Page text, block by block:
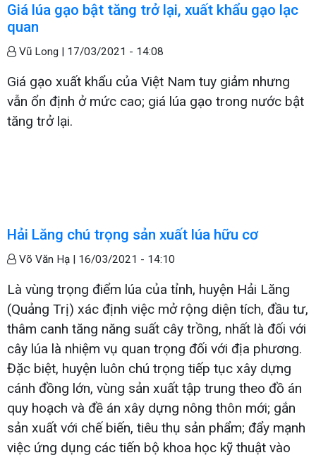
Giá lúa gạo bật tăng trở lại, xuất khẩu gạo lạc
quan
Vũ Long | 17/03/2021 - 14:08
Giá gạo xuất khẩu của Việt Nam tuy giảm nhưng
vẫn ổn định ở mức cao; giá lúa gạo trong nước bật
tăng trở lại.
Hải Lăng chú trọng sản xuất lúa hữu cơ
Võ Văn Hạ | 16/03/2021 - 14:10
Là vùng trọng điểm lúa của tỉnh, huyện Hải Lăng
(Quảng Trị) xác định việc mở rộng diện tích, đầu tư,
thâm canh tăng năng suất cây trồng, nhất là đối với
cây lúa là nhiệm vụ quan trọng đối với địa phương.
Đặc biệt, huyện luôn chú trọng tiếp tục xây dựng
cánh đồng lớn, vùng sản xuất tập trung theo đồ án
quy hoạch và đề án xây dựng nông thôn mới; gắn
sản xuất với chế biến, tiêu thụ sản phẩm; đẩy mạnh
việc ứng dụng các tiến bộ khoa học kỹ thuật vào